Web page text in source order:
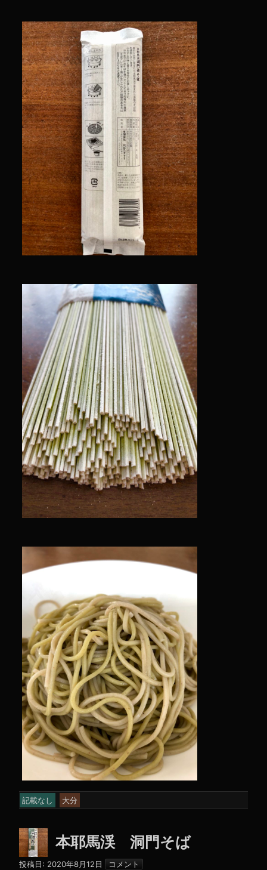
記載なし 大分
本耶馬渓 洞門そば
投稿日: 2020年8月12日 コメント